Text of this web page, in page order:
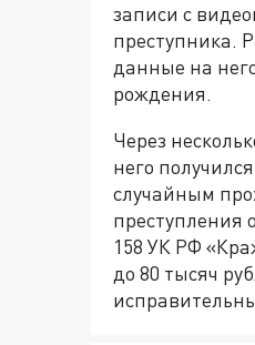
записи с
преступника.
данные на
рождения.
Через
него
случайным
преступления
158 УК РФ
до 80 тысяч